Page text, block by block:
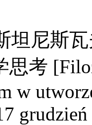
坦尼斯
考
w